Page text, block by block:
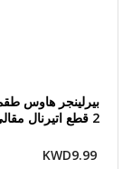
بيرلينجر هاوس
2 قطع اتيرنال
KWD9.99